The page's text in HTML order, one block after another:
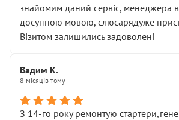
знайомим даний сервіс, менеджера
досупною мовою, слюсарядуже
Візитом залишились задоволені
Вадим К.
8 місяців тому
З 14-го року ремонтую